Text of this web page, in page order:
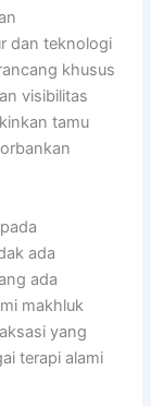
dan teknologi
khusus
visibilitas
tamu
ada
ada
makhluk
yang
terapi alami